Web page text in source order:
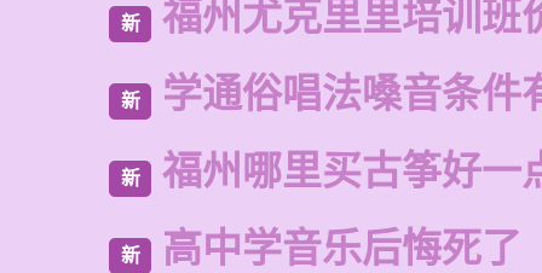
新 福州尤克里里培训班
新 学通俗唱法嗓音条件
新 福州哪里买古筝好一
新 高中学音乐后悔死了